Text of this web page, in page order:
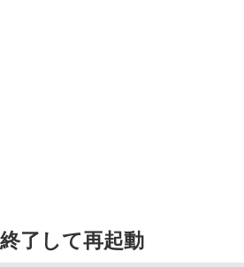
了して再起動